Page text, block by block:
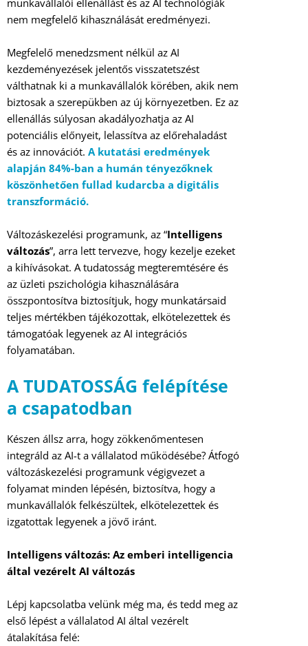
nem megfelelő kihasználását eredményezi.
Megfelelő menedzsment nélkül az AI
kezdeményezések jelentős visszatetszést
válthatnak ki a munkavállalók körében, akik nem
biztosak a szerepükben az új környezetben. Ez az
ellenállás súlyosan akadályozhatja az AI
potenciális előnyeit, lelassítva az előrehaladást
és az innovációt. A kutatási eredmények
alapján 84%-ban a humán tényezőknek
köszönhetően fullad kudarcba a digitális
transzformáció.
Változáskezelési programunk, az “Intelligens
változás”, arra lett tervezve, hogy kezelje ezeket
a kihívásokat. A tudatosság megteremtésére és
az üzleti pszichológia kihasználására
összpontosítva biztosítjuk, hogy munkatársaid
teljes mértékben tájékozottak, elkötelezettek és
támogatóak legyenek az AI integrációs
folyamatában.
A TUDATOSSÁG felépítése
a csapatodban
Készen állsz arra, hogy zökkenőmentesen
integráld az AI-t a vállalatod működésébe? Átfogó
változáskezelési programunk végigvezet a
folyamat minden lépésén, biztosítva, hogy a
munkavállalók felkészültek, elkötelezettek és
izgatottak legyenek a jövő iránt.
Intelligens változás: Az emberi intelligencia
által vezérelt AI változás
Lépj kapcsolatba velünk még ma, és tedd meg az
első lépést a vállalatod AI által vezérelt
átalakítása felé: